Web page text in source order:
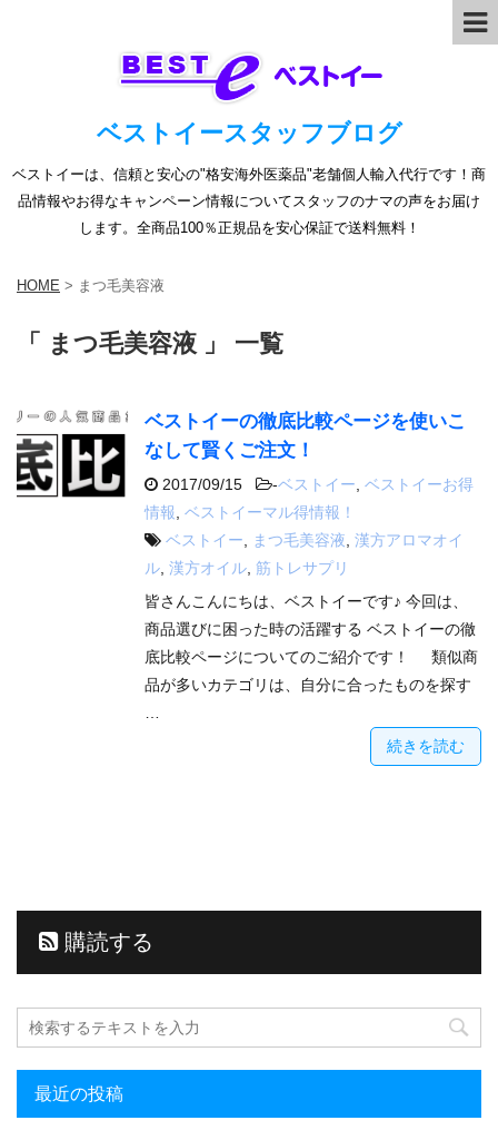
ベストイースタッフブログ
ベストイーは、信頼と安心の"格安海外医薬品"老舗個人輸入代行です！商
品情報やお得なキャンペーン情報についてスタッフのナマの声をお届け
します。全商品100％正規品を安心保証で送料無料！
HOME > まつ毛美容液
「 まつ毛美容液 」 一覧
ベストイーの徹底比較ページを使いこ
なして賢くご注文！
2017/09/15 -ベストイー ベストイーお得
情報 ベストイーマル得情報！
ベストイー
まつ毛美容液 漢方アロマオイ
ル 漢方オイル 筋トレサプリ
皆さんこんにちは、ベストイーです♪ 今回は、
商品選びに困った時の活躍する ベストイーの徹
底比較ページについてのご紹介です！ 類似商
品が多いカテゴリは、自分に合ったものを探す
続きを読む
購読する
最近の投稿